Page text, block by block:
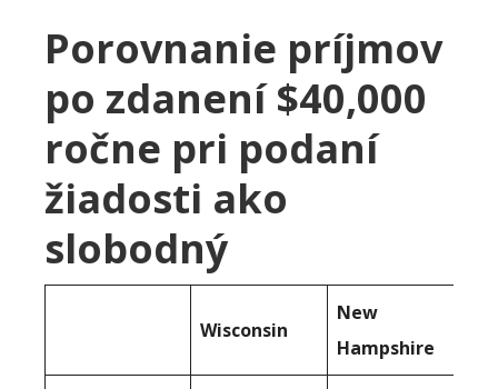
Porovnanie príjmov
po zdanení $40,000
ročne pri podaní
žiadosti ako
slobodný
Wisconsin
New
Hampshire